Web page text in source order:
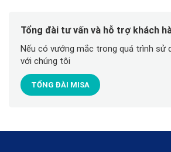
Tổng đài tư vấn và hỗ trợ khách
Nếu có vướng mắc trong quá trình sử
với chúng tôi
TỔNG ĐÀI MISA